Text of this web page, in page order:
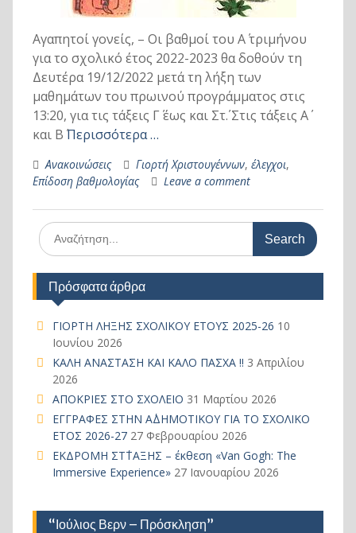
Αγαπητοί γονείς, – Οι βαθμοί του Α΄ τριμήνου
για το σχολικό έτος 2022-2023 θα δοθούν τη
Δευτέρα 19/12/2022 μετά τη λήξη των
μαθημάτων του πρωινού προγράμματος στις
13:20, για τις τάξεις Γ΄ έως και Στ΄. Στις τάξεις Α΄
και Β΄ Περισσότερα …
Ανακοινώσεις Γιορτή Χριστουγέννων, έλεγχοι,
Επίδοση βαθμολογίας
Leave a comment
Search
for:
Πρόσφατα άρθρα
ΓΙΟΡΤΗ ΛΗΞΗΣ ΣΧΟΛΙΚΟΥ ΕΤΟΥΣ 2025-26 10
Ιουνίου 2026
ΚΑΛΗ ΑΝΑΣΤΑΣΗ ΚΑΙ ΚΑΛΟ ΠΑΣΧΑ !! 3 Απριλίου
2026
ΑΠΟΚΡΙΕΣ ΣΤΟ ΣΧΟΛΕΙΟ 31 Μαρτίου 2026
ΕΓΓΡΑΦΕΣ ΣΤΗΝ Α΄ΔΗΜΟΤΙΚΟΥ ΓΙΑ ΤΟ ΣΧΟΛΙΚΟ
ΕΤΟΣ 2026-27 27 Φεβρουαρίου 2026
ΕΚΔΡΟΜΗ ΣΤ΄ΤΑΞΗΣ – έκθεση «Van Gogh: The
Immersive Experience» 27 Ιανουαρίου 2026
“Ιούλιος Βερν – Πρόσκληση”